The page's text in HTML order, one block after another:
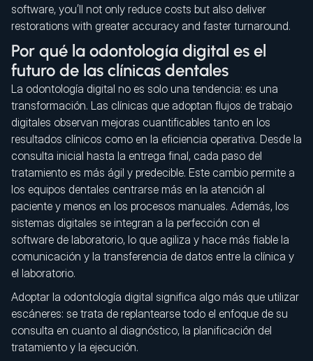
software, you’ll not only reduce costs but also deliver
restorations with greater accuracy and faster turnaround.
Por qué la odontología digital es el
futuro de las clínicas dentales
La odontología digital no es solo una tendencia: es una
transformación. Las clínicas que adoptan flujos de trabajo
digitales observan mejoras cuantificables tanto en los
resultados clínicos como en la eficiencia operativa. Desde la
consulta inicial hasta la entrega final, cada paso del
tratamiento es más ágil y predecible. Este cambio permite a
los equipos dentales centrarse más en la atención al
paciente y menos en los procesos manuales. Además, los
sistemas digitales se integran a la perfección con el
software de laboratorio, lo que agiliza y hace más fiable la
comunicación y la transferencia de datos entre la clínica y
el laboratorio.
Adoptar la odontología digital significa algo más que utilizar
escáneres: se trata de replantearse todo el enfoque de su
consulta en cuanto al diagnóstico, la planificación del
tratamiento y la ejecución.